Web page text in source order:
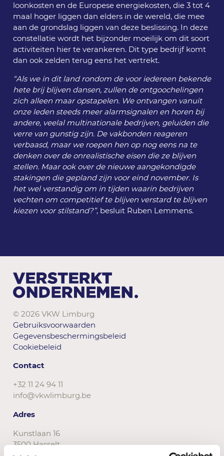
loonkosten en de Europese energiekosten, die 3 tot 4
maal hoger liggen dan elders in de wereld, die mee
aan de grondslag liggen van deze beslissing. In deze
constellatie wordt het bijzonder moeilijk om dit soort
activiteiten hier te verankeren. Dit type bedrijf komt
dan ook zelden terug eens het vertrekt.
“Als we in dit land rondom de voor iedereen bekende
hete brij blijven dansen, zullen de ontgoochelingen
zich alleen maar opstapelen. We ontvangen vanuit
onze leden steeds meer alarmsignalen en horen bij
andere, veelal multinationale bedrijven, geluiden die
verre van gunstig zijn. De vakbonden reageren
verbaasd, maar we roepen hen op nog eens na te
denken over de onrealistische eisen die ze blijven
stellen. Maar ook over de nieuwe aangekondigde
stakingen die gepland zijn voor eind november. Is
het wel verstandig om in tijden waarin bedrijven
vechten om competitief te blijven verstard te blijven
kiezen voor stilstand?”, besluit Ruben Lemmens.
© 2026 VKW Limburg
Gebruiksvoorwaarden
Gegevensbeschermingsbeleid
Cookiebeleid
Contact
+32 11 24 94 11
info@vkwlimburg.be
Adres
Kunstlaan 16
3500 Hasselt